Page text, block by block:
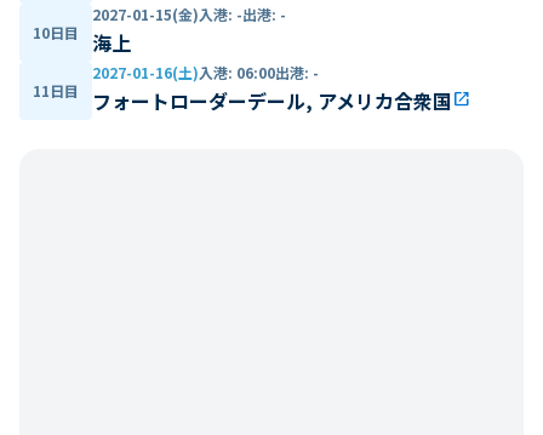
10日目
2027-01-15(金)入港: -出港: -
海上
11日目
2027-01-16(土)入港: 06:00出港: -
フォートローダーデール, アメリカ合衆国open_in_new